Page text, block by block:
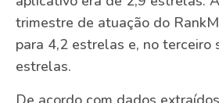
trimestre de atuação do
para 4,2 estrelas e, no terceiro
estrelas.